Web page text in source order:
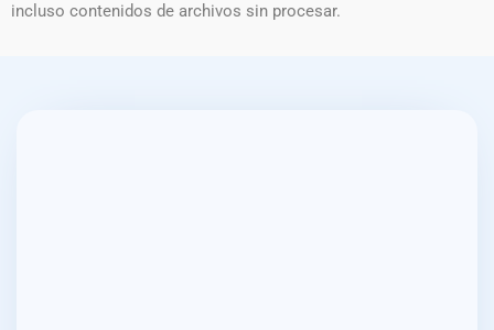
incluso contenidos de archivos sin procesar.